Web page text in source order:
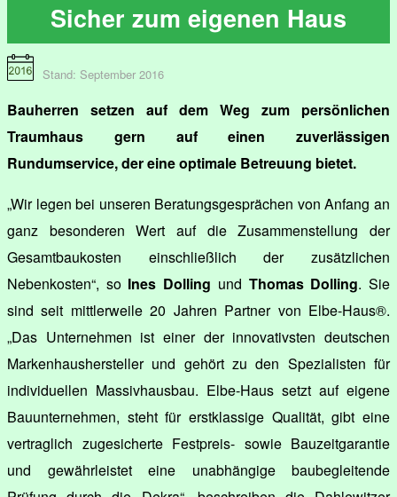
Sicher zum eigenen Haus
Stand: September 2016
Bauherren setzen auf dem Weg zum persönlichen
Traumhaus gern auf einen zuverlässigen
Rundumservice, der eine optimale Betreuung bietet.
„Wir legen bei unseren Beratungsgesprächen von Anfang an
ganz besonderen Wert auf die Zusammenstellung der
Gesamtbaukosten einschließlich der zusätzlichen
Nebenkosten“, so Ines Dolling und Thomas Dolling. Sie
sind seit mittlerweile 20 Jahren Partner von Elbe-Haus®.
„Das Unternehmen ist einer der innovativsten deutschen
Markenhaushersteller und gehört zu den Spezialisten für
individuellen Massivhausbau. Elbe-Haus setzt auf eigene
Bauunternehmen, steht für erstklassige Qualität, gibt eine
vertraglich zugesicherte Festpreis- sowie Bauzeitgarantie
und gewährleistet eine unabhängige baubegleitende